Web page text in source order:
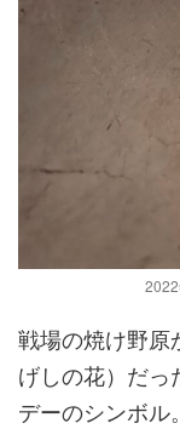
戦場の焼け野原
げしの花）だっ
デーのシンボル。